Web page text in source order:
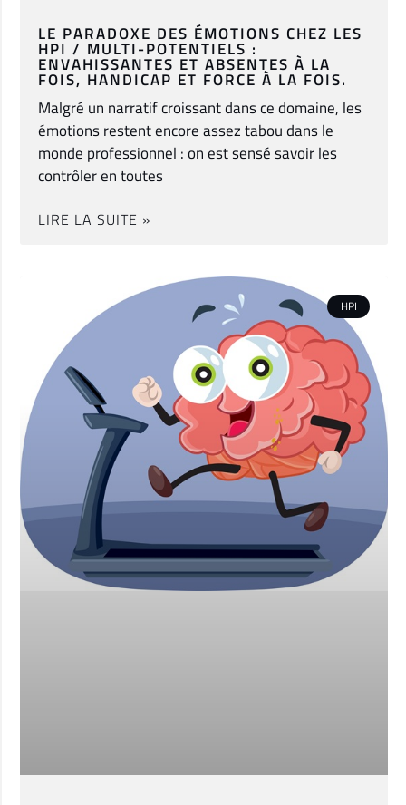
LE PARADOXE DES ÉMOTIONS CHEZ LES
HPI / MULTI-POTENTIELS :
ENVAHISSANTES ET ABSENTES À LA
FOIS, HANDICAP ET FORCE À LA FOIS.
Malgré un narratif croissant dans ce domaine, les
émotions restent encore assez tabou dans le
monde professionnel : on est sensé savoir les
contrôler en toutes
LIRE LA SUITE »
HPI